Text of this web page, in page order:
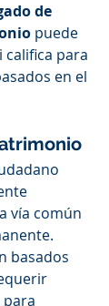
de
puede
para
en el
vía común
basados